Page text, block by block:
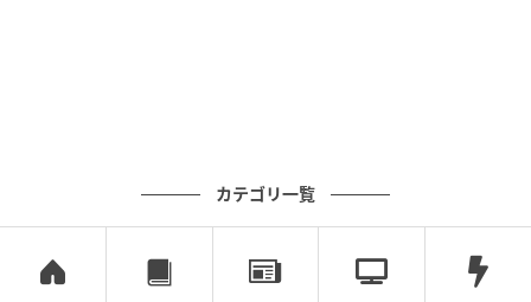
ストレートプレス
カテゴリ一覧